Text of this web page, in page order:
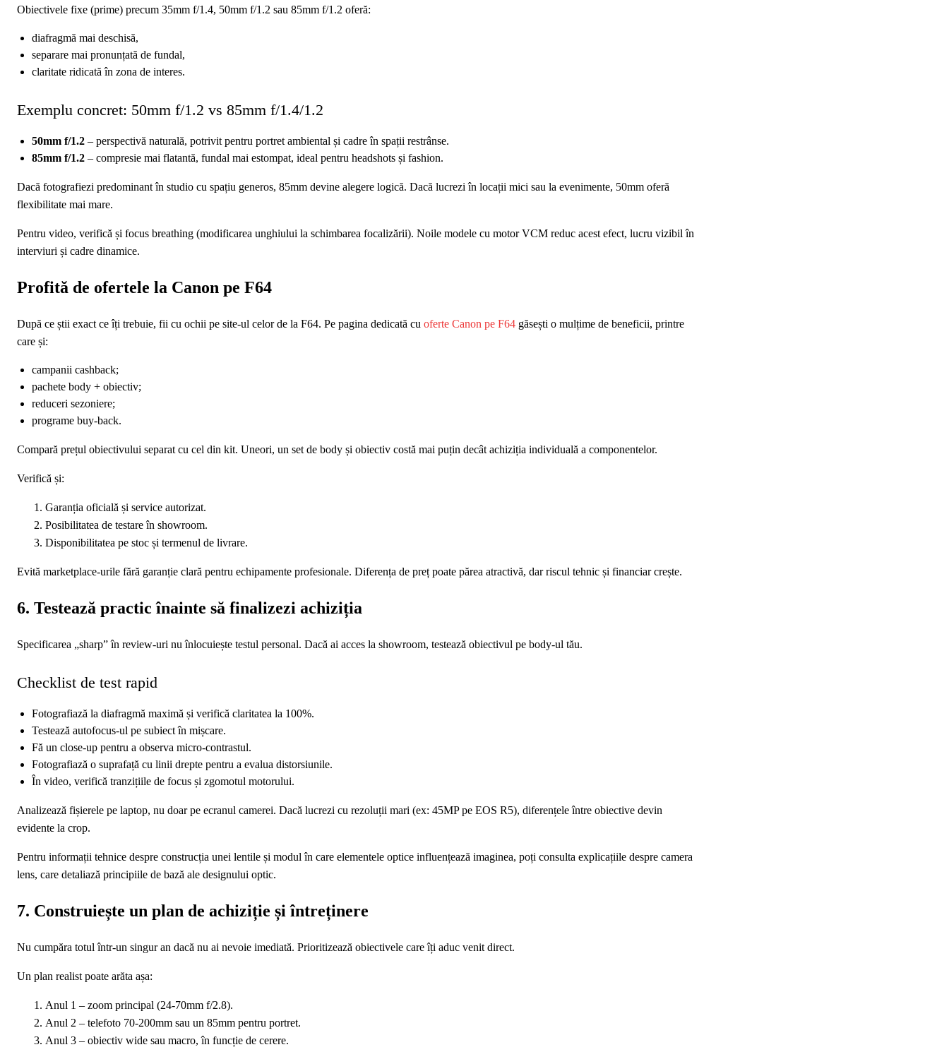
Obiectivele fixe (prime) precum 35mm f/1.4, 50mm f/1.2 sau 85mm f/1.2 oferă:
diafragmă mai deschisă,
separare mai pronunțată de fundal,
claritate ridicată în zona de interes.
Exemplu concret: 50mm f/1.2 vs 85mm f/1.4/1.2
50mm f/1.2 – perspectivă naturală, potrivit pentru portret ambiental și cadre în spații restrânse.
85mm f/1.2 – compresie mai flatantă, fundal mai estompat, ideal pentru headshots și fashion.
Dacă fotografiezi predominant în studio cu spațiu generos, 85mm devine alegere logică. Dacă lucrezi în locații mici sau la evenimente, 50mm oferă
flexibilitate mai mare.
Pentru video, verifică și focus breathing (modificarea unghiului la schimbarea focalizării). Noile modele cu motor VCM reduc acest efect, lucru vizibil în
interviuri și cadre dinamice.
Profită de ofertele la Canon pe F64
După ce știi exact ce îți trebuie, fii cu ochii pe site-ul celor de la F64. Pe pagina dedicată cu oferte Canon pe F64 găsești o mulțime de beneficii, printre
care și:
campanii cashback;
pachete body + obiectiv;
reduceri sezoniere;
programe buy-back.
Compară prețul obiectivului separat cu cel din kit. Uneori, un set de body și obiectiv costă mai puțin decât achiziția individuală a componentelor.
Verifică și:
Garanția oficială și service autorizat.
Posibilitatea de testare în showroom.
Disponibilitatea pe stoc și termenul de livrare.
Evită marketplace-urile fără garanție clară pentru echipamente profesionale. Diferența de preț poate părea atractivă, dar riscul tehnic și financiar crește.
6. Testează practic înainte să finalizezi achiziția
Specificarea „sharp” în review-uri nu înlocuiește testul personal. Dacă ai acces la showroom, testează obiectivul pe body-ul tău.
Checklist de test rapid
Fotografiază la diafragmă maximă și verifică claritatea la 100%.
Testează autofocus-ul pe subiect în mișcare.
Fă un close-up pentru a observa micro-contrastul.
Fotografiază o suprafață cu linii drepte pentru a evalua distorsiunile.
În video, verifică tranzițiile de focus și zgomotul motorului.
Analizează fișierele pe laptop, nu doar pe ecranul camerei. Dacă lucrezi cu rezoluții mari (ex: 45MP pe EOS R5), diferențele între obiective devin
evidente la crop.
Pentru informații tehnice despre construcția unei lentile și modul în care elementele optice influențează imaginea, poți consulta explicațiile despre camera
lens, care detaliază principiile de bază ale designului optic.
7. Construiește un plan de achiziție și întreținere
Nu cumpăra totul într-un singur an dacă nu ai nevoie imediată. Prioritizează obiectivele care îți aduc venit direct.
Un plan realist poate arăta așa:
Anul 1 – zoom principal (24-70mm f/2.8).
Anul 2 – telefoto 70-200mm sau un 85mm pentru portret.
Anul 3 – obiectiv wide sau macro, în funcție de cerere.